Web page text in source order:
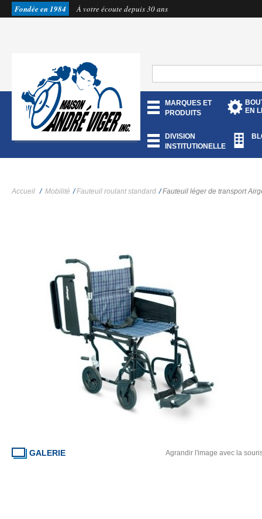
Fondée en 1984 À votre écoute depuis 30 ans
MARQUES ET
PRODUITS
EN
DIVISION
INSTITUTIONELLE
Accueil / Mobilité / Fauteuil roulant standard / Fauteuil léger de transport
GALERIE Agrandir l'image avec la